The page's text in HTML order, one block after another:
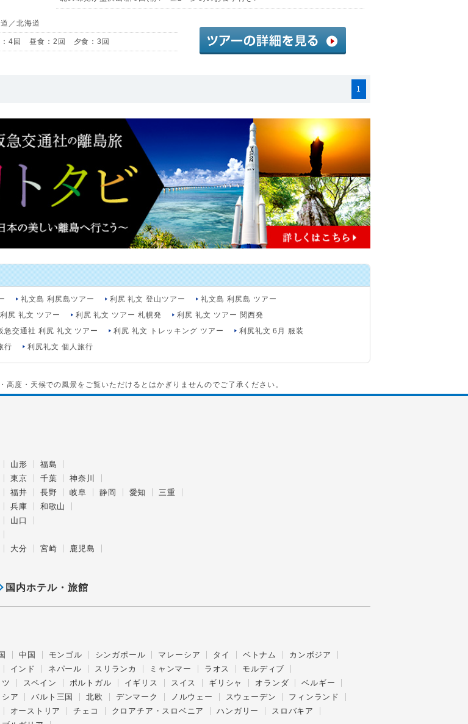
／北海道
：4回 昼食：2回 夕食：3回
1
礼文島 利尻島ツアー 利尻 礼文 登山ツアー
礼文島 利尻島 ツアー
尻 礼文 ツアー 利尻 礼文 ツアー 札幌発
利尻 礼文 ツアー 関西発
急交通社 利尻 礼文 ツアー 利尻 礼文 トレッキング ツアー
利尻礼文 6月 服装
行 利尻礼文 個人旅行
度・天候での風景をご覧いただけるとはかぎりませんのでご了承ください。
山形
福島
東京 千葉
神奈川
福井 長野 岐阜 静岡 愛知
三重
兵庫
和歌山
山口
大分 宮崎
鹿児島
国内ホテル・旅館
中国 モンゴル シンガポール マレーシア タイ ベトナム
カンボジア
インド ネパール スリランカ ミャンマー ラオス
モルディブ
ツ スペイン ポルトガル イギリス スイス ギリシャ オランダ
ベルギー
シア バルト三国 北欧 デンマーク ノルウェー スウェーデン
フィンランド
オーストリア チェコ クロアチア・スロベニア ハンガリー
スロバキア